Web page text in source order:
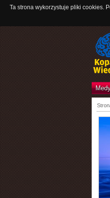
Ta strona wykorzystuje pliki cookies.